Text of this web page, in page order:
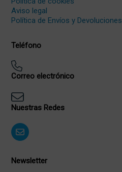
Aviso legal
Política de Envíos y Devoluciones
Teléfono
Correo electrónico
Nuestras Redes
Newsletter